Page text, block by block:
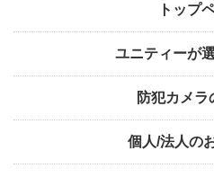
トップ
ユニティーが
防犯カメラ
個人/法人の